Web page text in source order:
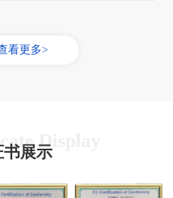
看更多>
Display
书展示